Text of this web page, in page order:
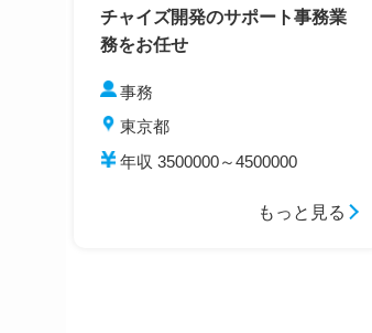
チャイズ開発のサポート事務業
務をお任せ
事務
東京都
年収 3500000～4500000
もっと見る